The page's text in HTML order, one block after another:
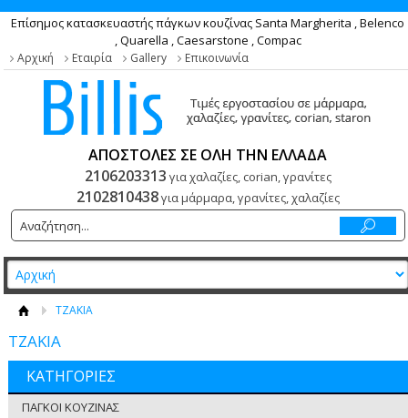
Επίσημος κατασκευαστής πάγκων κουζίνας Santa Margherita , Belenco
, Quarella , Caesarstone , Compac
Αρχική Εταιρία Gallery Επικοινωνία
ΑΠΟΣΤΟΛΕΣ ΣΕ ΟΛΗ ΤΗΝ ΕΛΛΑΔΑ
2106203313 για χαλαζίες, corian, γρανίτες
2102810438για μάρμαρα, γρανίτες, χαλαζίες
ΤΖΑΚΙΑ
ΤΖΑΚΙΑ
ΚΑΤΗΓΟΡΙΕΣ
ΠΑΓΚΟΙ ΚΟΥΖΙΝΑΣ